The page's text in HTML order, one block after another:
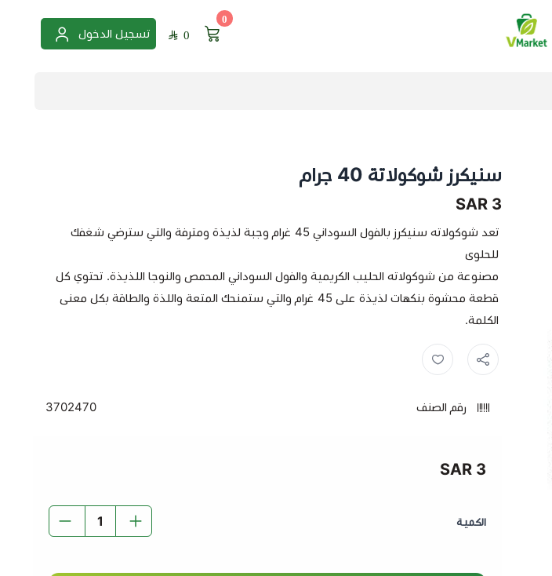
فيلج ماركت | VMarket
0
0 تسجيل الدخول
سنيكرز شوكولاتة 40 جرام
3 SAR
تعد شوكولاته سنيكرز بالفول السوداني 45 غرام وجبة لذيذة ومترفة والتي سترضي شغفك
للحلوى
مصنوعة من شوكولاته الحليب الكريمية والفول السوداني المحمص والنوجا اللذيذة. تحتوي كل
قطعة محشوة بنكهات لذيذة على 45 غرام والتي ستمنحك المتعة واللذة والطاقة بكل معنى
الكلمة.
سنيكر , سنكرس ,
رقم الصنف 3702470
الكمية
3 SAR